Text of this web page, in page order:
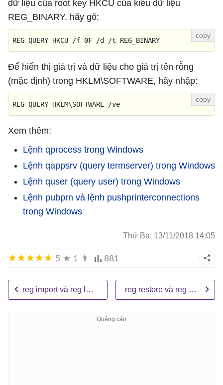
dữ liệu của root key HKCU của kiểu dữ liệu
REG_BINARY, hãy gõ:
REG QUERY HKCU /f 0F /d /t REG_BINARY
Để hiển thị giá trị và dữ liệu cho giá trị tên rỗng
(mặc định) trong HKLM\SOFTWARE, hãy nhập:
REG QUERY HKLM\SOFTWARE /ve
Xem thêm:
Lệnh qprocess trong Windows
Lệnh qappsrv (query termserver) trong Windows
Lệnh quser (query user) trong Windows
Lệnh pubprn và lệnh pushprinterconnections
trong Windows
Thứ Ba, 13/11/2018 14:05
5 ★ 1 👨 881
reg import và reg load reg restore và reg save